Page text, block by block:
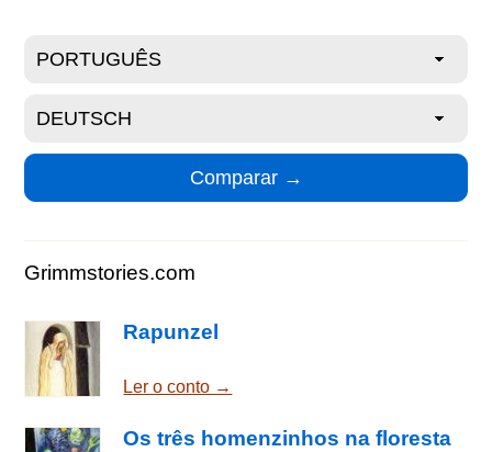
Grimmstories.com
Rapunzel
Ler o conto →
Os três homenzinhos na floresta